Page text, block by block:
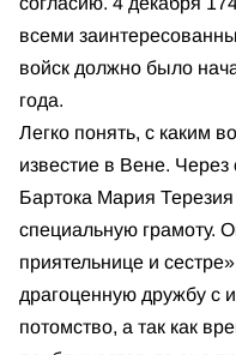
всеми
войск должно было
года.
Легко понять, с каким
известие в Вене. Через
Бартока Мария
специальную грамоту.
приятельнице и
драгоценную дружбу с
потомство, а так как